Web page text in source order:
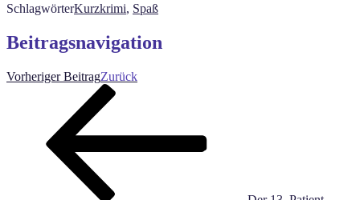
SchlagwörterKurzkrimi, Spaß
Beitragsnavigation
Vorheriger BeitragZurück